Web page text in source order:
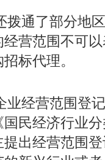
拨通了部分地
营范围不可
标代理。
业经营范围登
民经济行业
出经营范围